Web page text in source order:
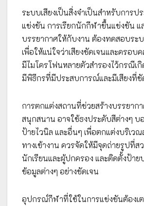
ระบบเสียงเป็นสิ่งจำเป็นสำหรับการป
แข่งขัน การเรียกนักกีฬาขึ้นแข่งขัน แ
บรรยากาศให้กับงาน ต้องทดสอบระบ
เพื่อให้แน่ใจว่าเสียงชัดเจนและครอ
มีไมโครโฟนหลายตัวสำรองไว้กรณีเ
มีพิธีกรที่มีประสบการณ์และมีเสียงที่ชั
การตกแต่งสถานที่ช่วยสร้างบรรยาก
สนุกสนาน อาจใช้ธงประดับสีต่างๆ บ
ป้ายไวนิล และอื่นๆ เพื่อตกแต่งบริเว
ทางเข้างาน ควรจัดให้มีจุดถ่ายรูปที่ส
นักเรียนและผู้ปกครอง และติดตั้งป้าย
ข้อมูลต่างๆ อย่างชัดเจน
อุปกรณ์กีฬาที่ใช้ในการแข่งขันต้องเ